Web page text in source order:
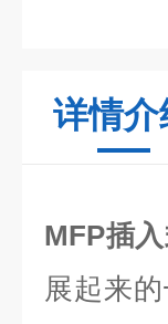
详情介
MFP插
展起来